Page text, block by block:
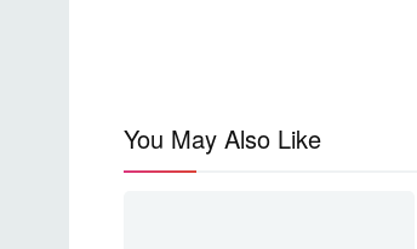
You May Also Like